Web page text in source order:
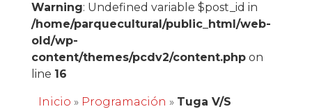
Warning: Undefined variable $post_id in
/home/parquecultural/public_html/web-
old/wp-
content/themes/pcdv2/content.phpon
line 16
Inicio » Programación » Tuga V/S